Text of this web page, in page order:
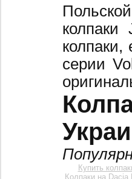
колпаки,
серии
Купить
Колпаки на Dacia